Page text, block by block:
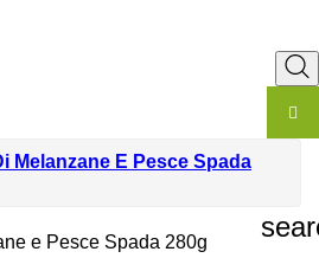
Melanzane E Pesce Spada